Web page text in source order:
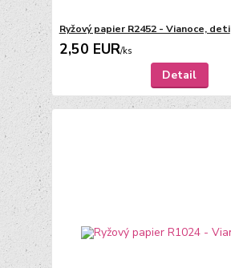
Ryžový papier R2452 - Vianoce, deti
2,50 EUR/ks
Detail